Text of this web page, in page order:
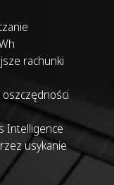
rachunki
Intelligence
usykanie